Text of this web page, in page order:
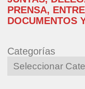
PRENSA,
DOCUMENTOS
Categorías